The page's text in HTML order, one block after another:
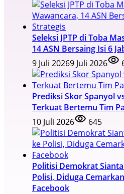
Seleksi JPTP di Toba
14 ASN Bersaing Isi 6
9 Juli 20269 Juli 2026
Prediksi Skor Spanyol
Terkuat Bertemu Tim
10 Juli 2026
645
Politisi Demokrat
Polisi, Diduga
Facebook